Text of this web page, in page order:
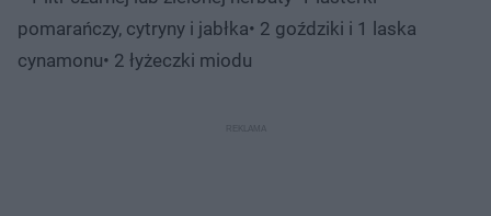
pomarańczy, cytryny i jabłka• 2 goździki i 1 laska
cynamonu• 2 łyżeczki miodu